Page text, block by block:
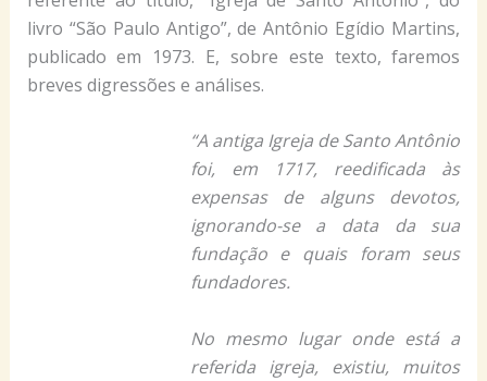
livro “São Paulo Antigo”, de Antônio Egídio Martins,
publicado em 1973. E, sobre este texto, faremos
breves digressões e análises.
“A antiga Igreja de Santo Antônio
foi, em 1717, reedificada às
expensas de alguns devotos,
ignorando-se a data da sua
fundação e quais foram seus
fundadores.
No mesmo lugar onde está a
referida igreja, existiu, muitos